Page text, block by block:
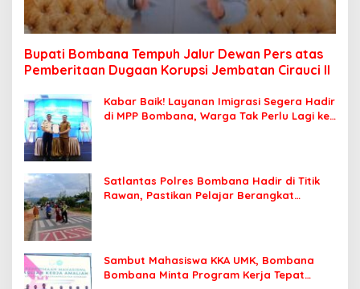
Bupati Bombana Tempuh Jalur Dewan Pers atas
Pemberitaan Dugaan Korupsi Jembatan Cirauci II
Kabar Baik! Layanan Imigrasi Segera Hadir
di MPP Bombana, Warga Tak Perlu Lagi ke
Satlantas Polres Bombana Hadir di Titik
Rawan, Pastikan Pelajar Berangkat
Sambut Mahasiswa KKA UMK, Bombana
Bombana Minta Program Kerja Tepat